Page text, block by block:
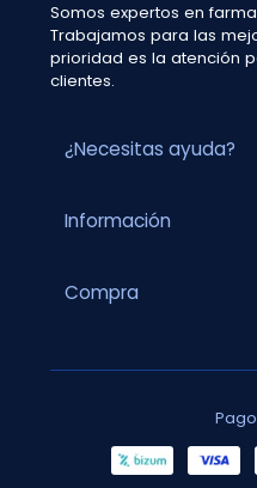
Somos expertos en
Trabajamos para las
prioridad es la atención
clientes.
¿Necesitas ayuda?
Información
Compra